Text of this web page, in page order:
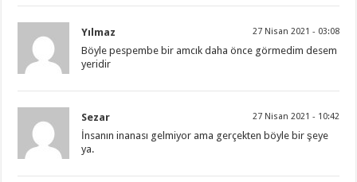
Yılmaz 27 Nisan 2021 - 03:08
Böyle pespembe bir amcık daha önce görmedim desem
yeridir
Sezar 27 Nisan 2021 - 10:42
İnsanın inanası gelmiyor ama gerçekten böyle bir şeye
ya.